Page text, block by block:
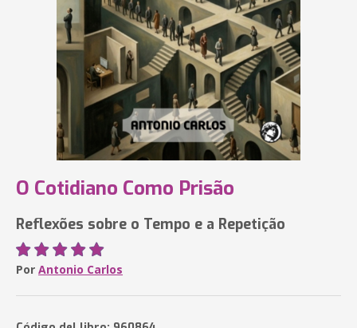
O Cotidiano Como Prisão
Reflexões sobre o Tempo e a Repetição
Por Antonio Carlos